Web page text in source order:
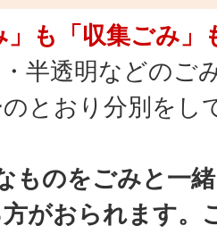
」も「収集ごみ」
半透明などのご
とおり分別をし
ものをごみと一
がおられます。